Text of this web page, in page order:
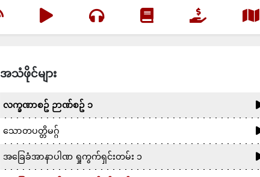
အသံဖိုင်များ
လက္ခဏာစဥ် ဉာဏ်စဥ် ၁
သောတပတ္တိမဂ္ဂ်
အခြေခံအာနာပါဏ ရှုကွက်ရှင်းတမ်း ၁